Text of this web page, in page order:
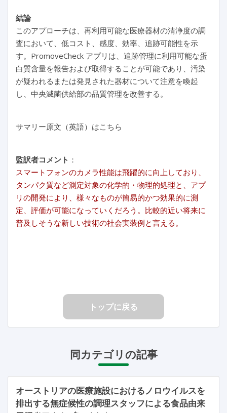
結論
このアプローチは、再利用可能な医療器材の清浄度の調
査において、低コスト、感度、効率、追跡可能性を示
す。PromoveCheck アプリは、追跡管理に利用可能な蛋
白質含量を報告および取得することが可能であり、汚染
が疑われるまたは発見された器材について注意を喚起
し、中央滅菌供給部の品質管理を改善する。
サマリー原文（英語）はこちら
監訳者コメント ：
スマートフォンのカメラ性能は飛躍的に向上しており、
タンパク質など測定対象の化学的・物理的処理と、アプ
リの開発により、様々なものが簡易的かつ効果的に測
定、評価が可能になっていくだろう。比較的近い将来に
普及しそうな新しい技術の社会実装例と言える。
トップに戻る
同カテゴリの記事
オーストリアの医療施設におけるノロウイルスを
排出する無症候性の調理スタッフによる食品由来